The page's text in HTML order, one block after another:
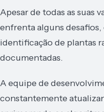
Apesar de todas as suas
enfrenta alguns
identificação de plantas
documentadas.
A equipe de
constantemente